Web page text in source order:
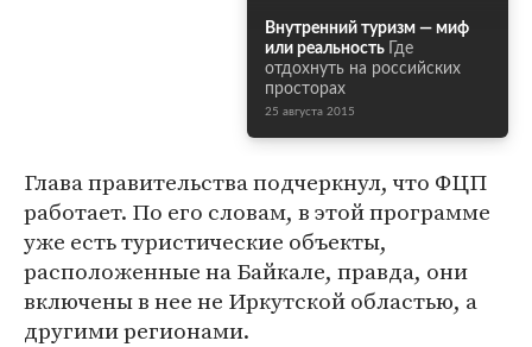
Внутренний туризм — миф
или реальность Где
отдохнуть на российских
просторах
25 августа 2015
Глава правительства подчеркнул, что ФЦП
работает. По его словам, в этой программе
уже есть туристические объекты,
расположенные на Байкале, правда, они
включены в нее не Иркутской областью, а
другими регионами.